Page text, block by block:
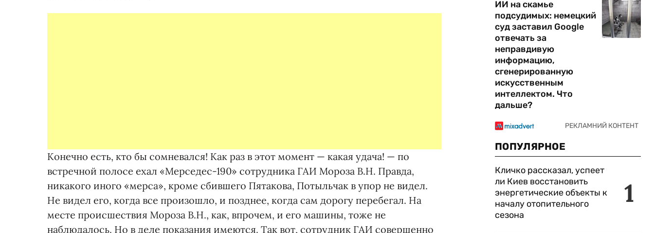
Конечно есть, кто бы сомневался! Как раз в этот момент — какая удача! — по
встречной полосе ехал «Мерседес-190» сотрудника ГАИ Мороза В.Н. Правда,
никакого иного «мерса», кроме сбившего Пятакова, Потыльчак в упор не видел.
Не видел его, когда все произошло, и позднее, когда сам дорогу перебегал. На
месте происшествия Мороза В.Н., как, впрочем, и его машины, тоже не
наблюдалось. Но в деле показания имеются. Так вот, сотрудник ГАИ совершенно
ИИ на скамье
подсудимых: немецкий
суд заставил Google
отвечать за
неправдивую
информацию,
сгенерированную
искусственным
интеллектом. Что
дальше?
ПОПУЛЯРНОЕ
1
Кличко рассказал, успеет
ли Киев восстановить
энергетические объекты к
началу отопительного
сезона